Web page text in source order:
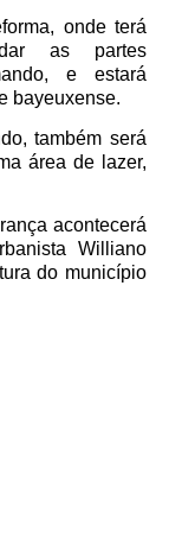
onde terá
as partes
e estará
bayeuxense.
também será
área de lazer,
acontecerá
Williano
do município